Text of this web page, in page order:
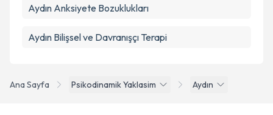
Ana Sayfa Psikodinamik Yaklasim Aydın
Aydın Anksiyete Bozuklukları
Aydın Bilişsel ve Davranışçı Terapi